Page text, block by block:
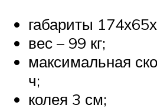
габариты
вес – 99 кг;
максимальная
ч;
колея 3 см;